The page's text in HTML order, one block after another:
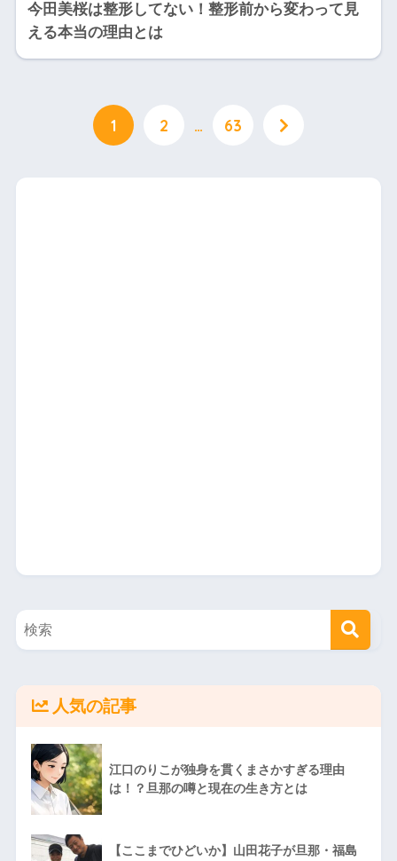
今田美桜は整形してない！整形前から変わって見
える本当の理由とは
1 2 … 63
人気の記事
江口のりこが独身を貫くまさかすぎる理由
は！？旦那の噂と現在の生き方とは
【ここまでひどいか】山田花子が旦那・福島